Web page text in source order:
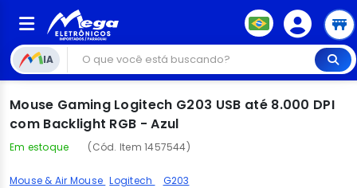
IA
Mouse Gaming Logitech G203 USB até 8.000 DPI
com Backlight RGB - Azul
Em estoque (Cód. Item 1457544)
Mouse & Air Mouse Logitech G203